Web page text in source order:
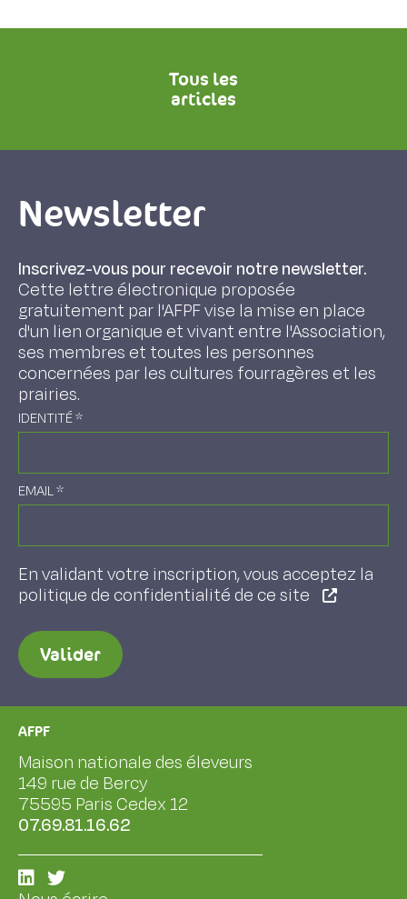
Tous les
articles
Newsletter
Inscrivez-vous pour recevoir notre newsletter.
Cette lettre électronique proposée
gratuitement par l'AFPF vise la mise en place
d'un lien organique et vivant entre l'Association,
ses membres et toutes les personnes
concernées par les cultures fourragères et les
prairies.
IDENTITÉ*
EMAIL*
En validant votre inscription, vous acceptez la
politique de confidentialité de ce site
Valider
AFPF
Maison nationale des éleveurs
149 rue de Bercy
75595 Paris Cedex 12
07.69.81.16.62